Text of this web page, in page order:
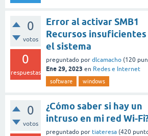
0
votos
0
respuestas
Error al activar SMB1
Recursos insuficientes
el sistema
preguntado por dlcamacho (120
Ene 29, 2023 en Redes e Internet
software windows
0
votos
¿Cómo saber si hay un
intruso en mi red Wi-
preguntado por tiateresa (420